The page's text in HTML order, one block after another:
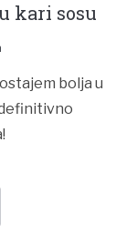
kari sosu
bolja u